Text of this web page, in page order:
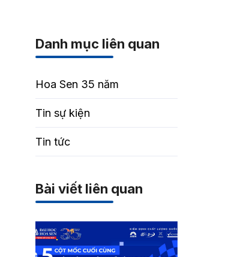
Danh mục liên quan
Hoa Sen 35 năm
Tin sự kiện
Tin tức
Bài viết liên quan